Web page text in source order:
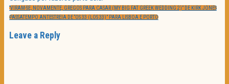
Navegação
de
artigos
PREVIOUS
POST:
“VIRAM-SE, NOVAMENTE, GREGOS PARA CASAR (MY BIG FAT GREEK WEDDING 2)” DE KIRK JONES
NEXT
POST:
PASSATEMPO ANTESTREIA DE “OS 33 (LOS 33)” PARA LISBOA E PORTO
Leave a Reply